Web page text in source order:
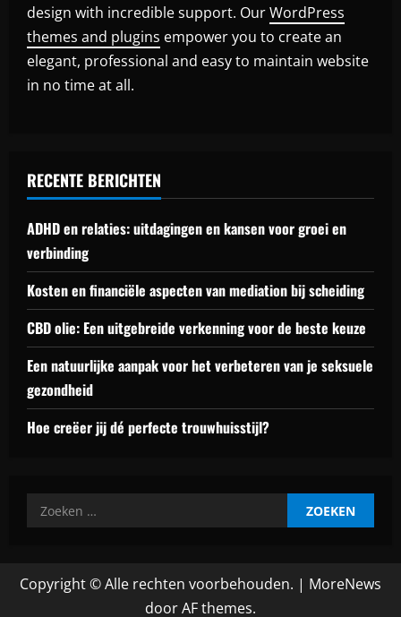
design with incredible support. OurWordPress
themes and plugins empower you to create an
elegant, professional and easy to maintain website
in no time at all.
RECENTE BERICHTEN
ADHD en relaties: uitdagingen en kansen voor groei en
verbinding
Kosten en financiële aspecten van mediation bij scheiding
CBD olie: Een uitgebreide verkenning voor de beste keuze
Een natuurlijke aanpak voor het verbeteren van je seksuele
gezondheid
Hoe creëer jij dé perfecte trouwhuisstijl?
Zoeken
naar:
Copyright © Alle rechten voorbehouden. | MoreNews
door AF themes.